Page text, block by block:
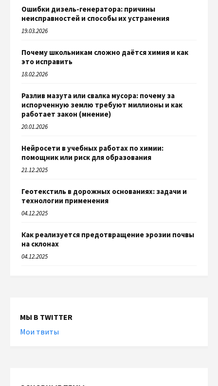
Ошибки дизель-генератора: причины
неисправностей и способы их устранения
19.03.2026
Почему школьникам сложно даётся химия и как
это исправить
18.02.2026
Разлив мазута или свалка мусора: почему за
испорченную землю требуют миллионы и как
работает закон (мнение)
20.01.2026
Нейросети в учебных работах по химии:
помощник или риск для образования
21.12.2025
Геотекстиль в дорожных основаниях: задачи и
технологии применения
04.12.2025
Как реализуется предотвращение эрозии почвы
на склонах
04.12.2025
МЫ В TWITTER
Мои твиты